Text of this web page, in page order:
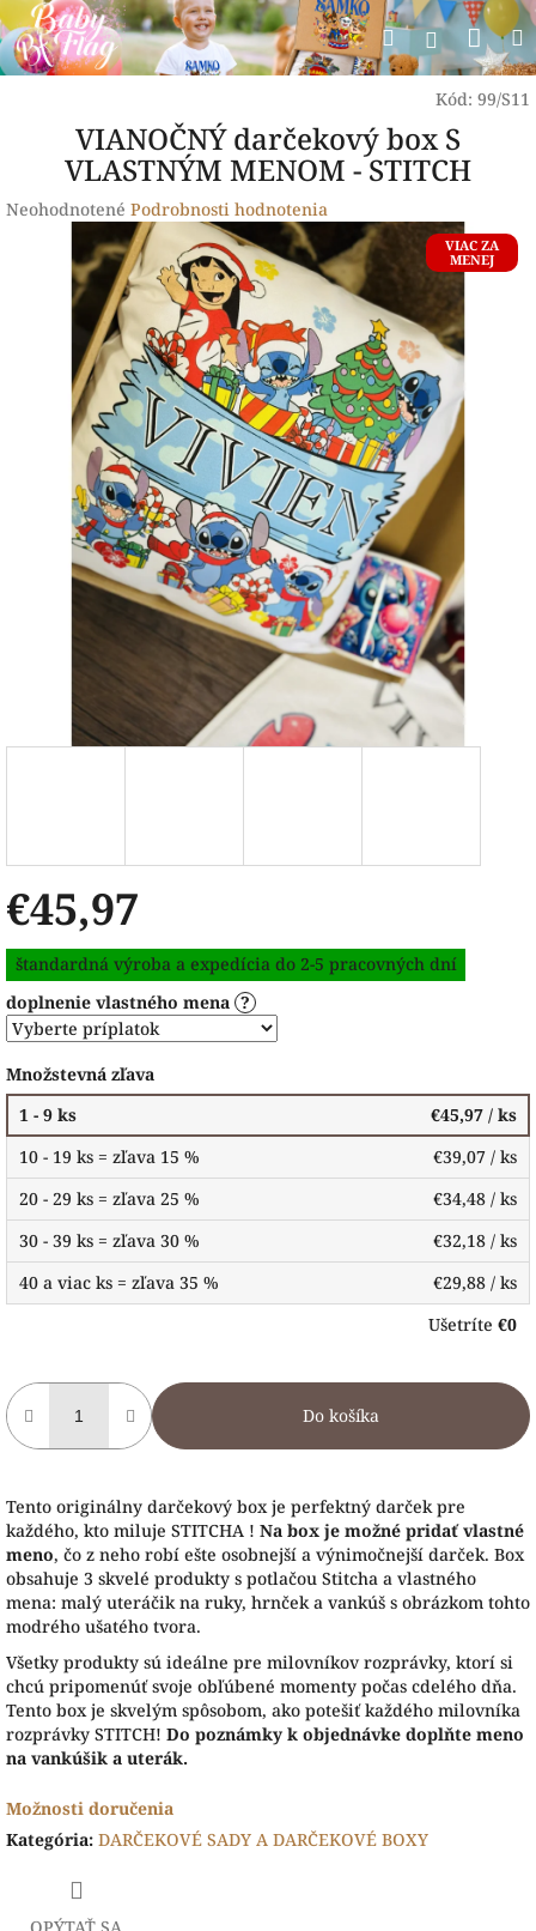
Prejsť
na
obsah
Hľadať
Kód: 99/S11
VIANOČNÝ darčekový box S
VLASTNÝM MENOM - STITCH
Priemerné
produktu
hviezdičiek.
Neohodnotené Podrobnosti hodnotenia
VIAC ZA
MENEJ
€45,97
Jednotková
cena:
štandardná výroba a expedícia do 2-5 pracovných dní
doplnenie vlastného mena ?
Množstevná zľava
1 - 9 ks
€45,97 / ks
10 - 19 ks = zľava 15 %
€39,07 / ks
20 - 29 ks = zľava 25 %
€34,48 / ks
30 - 39 ks = zľava 30 %
€32,18 / ks
40 a viac ks = zľava 35 %
€29,88 / ks
Ušetríte €0
Do košíka
Tento originálny darčekový box je perfektný darček pre
každého, kto miluje STITCHA ! Na box je možné pridať vlastné
meno, čo z neho robí ešte osobnejší a výnimočnejší darček. Box
obsahuje 3 skvelé produkty s potlačou Stitcha a vlastného
mena: malý uteráčik na ruky, hrnček a vankúš s obrázkom tohto
modrého ušatého tvora.
Všetky produkty sú ideálne pre milovníkov rozprávky, ktorí si
chcú pripomenúť svoje obľúbené momenty počas cdelého dňa.
Tento box je skvelým spôsobom, ako potešiť každého milovníka
rozprávky STITCH! Do poznámky k objednávke doplňte meno
na vankúšik a uterák.
Možnosti doručenia
Kategória: DARČEKOVÉ SADY A DARČEKOVÉ BOXY